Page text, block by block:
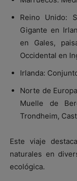
Reino Unido:
Gigante en
en Gales,
Occidental en
Irlanda:
Norte de
Muelle de
Trondheim,
Este viaje
naturales en
ecológica.